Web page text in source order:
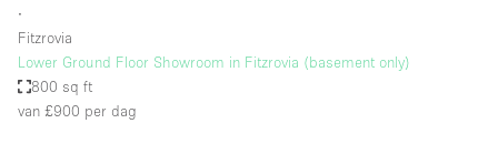
∙
Fitzrovia
Lower Ground Floor Showroom in Fitzrovia (basement only)
800 sq ft
van £900 per dag